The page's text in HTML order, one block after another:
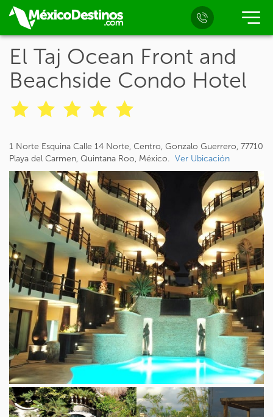
El Taj Ocean Front and
Beachside Condo Hotel
1 Norte Esquina Calle 14 Norte, Centro, Gonzalo Guerrero, 77710
Playa del Carmen, Quintana Roo, México. Ver Ubicación